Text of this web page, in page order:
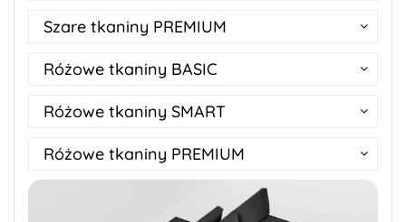
Szare tkaniny PREMIUM
Różowe tkaniny BASIC
Różowe tkaniny SMART
Różowe tkaniny PREMIUM